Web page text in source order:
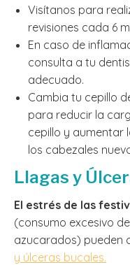
Visítanos para
revisiones cada 6
En caso de
consulta a tu
adecuado.
Cambia tu cepillo
para reducir la
cepillo y aumentar
los cabezales
Llagas y
El estrés de las
(consumo excesivo
azucarados) pueden
y úlceras bucales.